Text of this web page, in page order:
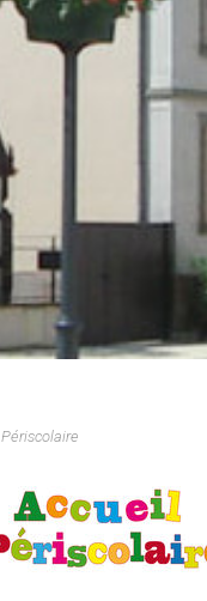
d'urgence
de la
Périscolaire